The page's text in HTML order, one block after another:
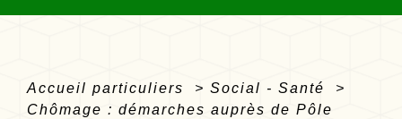
Accueil particuliers > Social - Santé
>
Chômage : démarches auprès de Pôle